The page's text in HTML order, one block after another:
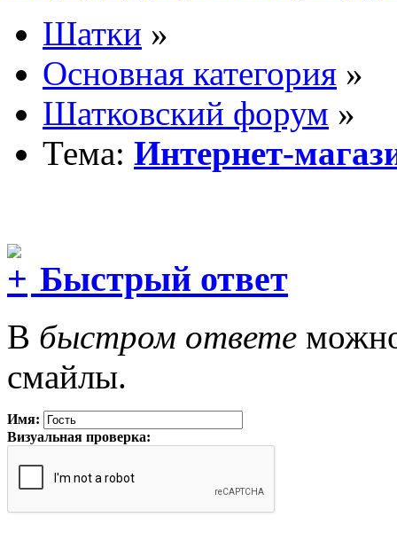
Шатки »
Основная категория »
Шатковский форум »
Тема: Интернет-
Быстрый ответ
В быстром ответе
смайлы.
Имя:
Визуальная проверка: